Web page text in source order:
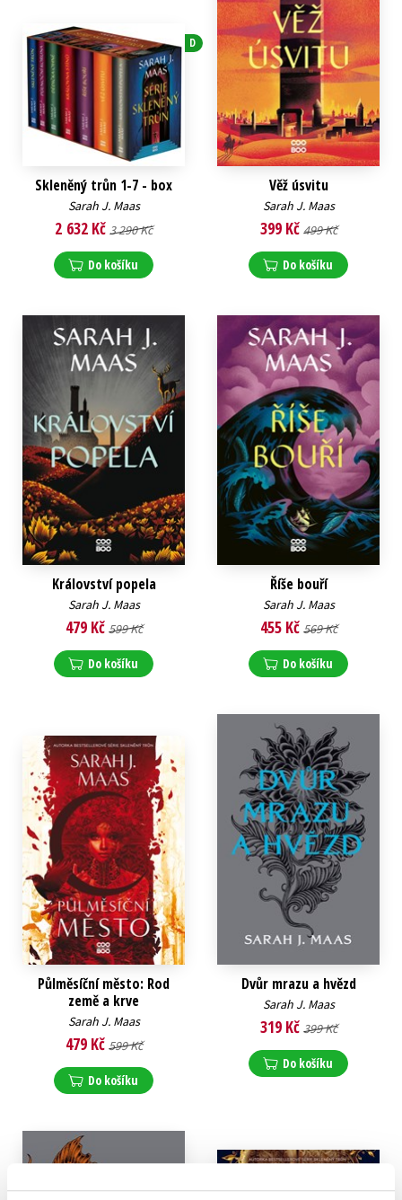
D
Skleněný trůn 1-7 - box
Sarah J. Maas
2 632 Kč 3 290 Kč
Do košíku
Věž úsvitu
Sarah J. Maas
399 Kč 499 Kč
Do košíku
Království popela
Sarah J. Maas
479 Kč 599 Kč
Do košíku
Říše bouří
Sarah J. Maas
455 Kč 569 Kč
Do košíku
Půlměsíční město: Rod
země a krve
Sarah J. Maas
479 Kč 599 Kč
Do košíku
Dvůr mrazu a hvězd
Sarah J. Maas
319 Kč 399 Kč
Do košíku